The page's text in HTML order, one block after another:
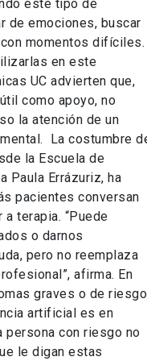
este tipo de
de emociones, buscar
momentos difíciles.
en este
UC advierten que,
como apoyo, no
la atención de un
La costumbre
la Escuela de
Paula Errázuriz, ha
pacientes conversan
a terapia. “Puede
o darnos
pero no reemplaza
afirma. En
graves o de riesgo
artificial es en
persona con riesgo no
le digan estas